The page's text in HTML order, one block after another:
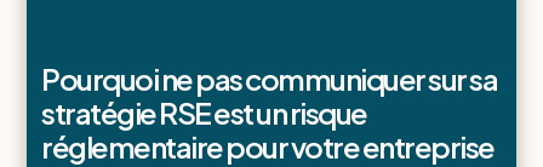
Pourquoi ne pas communiquer sur sa
stratégie RSE est un risque
réglementaire pour votre entreprise